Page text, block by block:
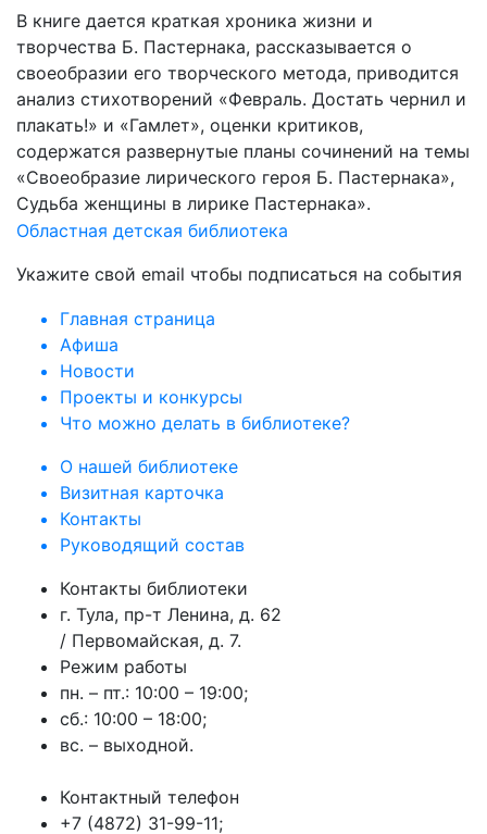
В книге дается краткая хроника жизни и
творчества Б. Пастернака, рассказывается о
своеобразии его творческого метода, приводится
анализ стихотворений «Февраль. Достать чернил и
плакать!» и «Гамлет», оценки критиков,
содержатся развернутые планы сочинений на темы
«Своеобразие лирического героя Б. Пастернака»,
Судьба женщины в лирике Пастернака».
Областная детская библиотека
Укажите свой email чтобы подписаться на события
Главная страница
Афиша
Новости
Проекты и конкурсы
Что можно делать в библиотеке?
О нашей библиотеке
Визитная карточка
Контакты
Руководящий состав
Контакты библиотеки
г. Тула, пр-т Ленина, д. 62
/ Первомайская, д. 7.
Режим работы
пн. – пт.: 10:00 – 19:00;
сб.: 10:00 – 18:00;
вс. – выходной.
Контактный телефон
+7 (4872) 31-99-11;